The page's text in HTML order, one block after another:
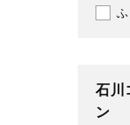
石川
ン